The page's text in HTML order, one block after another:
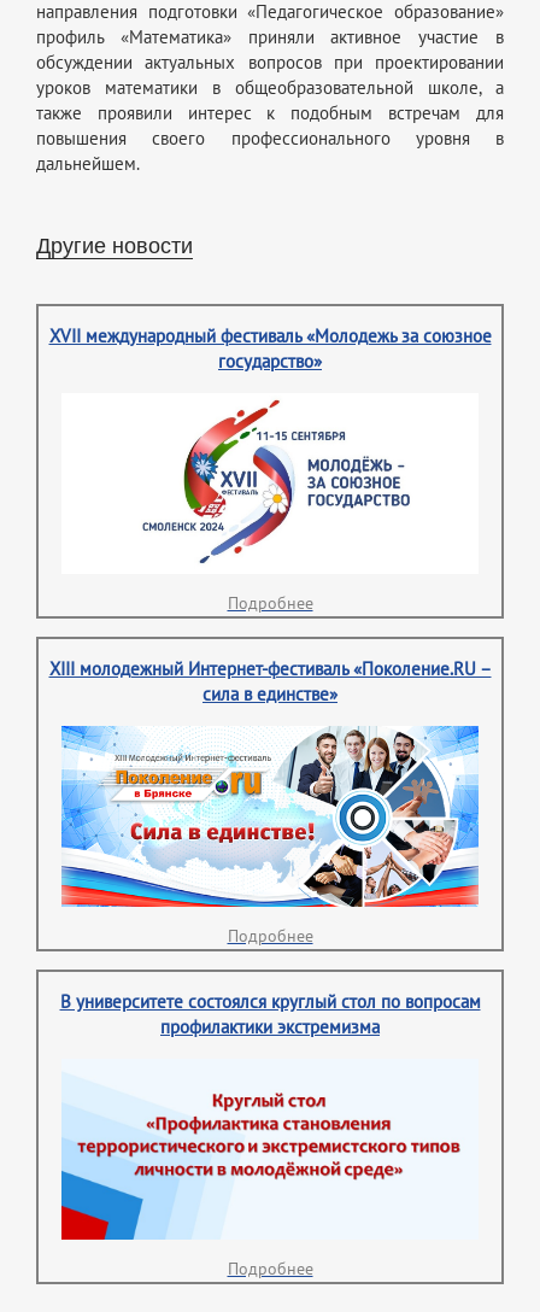
направления подготовки «Педагогическое образование»
профиль «Математика» приняли активное участие в
обсуждении актуальных вопросов при проектировании
уроков математики в общеобразовательной школе, а
также проявили интерес к подобным встречам для
повышения своего профессионального уровня в
дальнейшем.
Другие новости
XVII международный фестиваль «Молодежь за союзное
государство»
Подробнее
XIII молодежный Интернет-фестиваль «Поколение.RU –
сила в единстве»
Подробнее
В университете состоялся круглый стол по вопросам
профилактики экстремизма
Подробнее